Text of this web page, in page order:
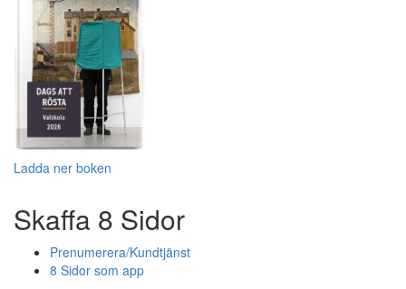
Ladda ner boken
Skaffa 8 Sidor
Prenumerera/Kundtjänst
8 Sidor som app